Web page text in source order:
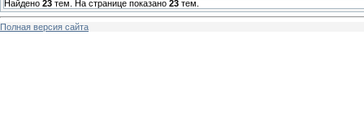
Найдено 23 тем. На странице показано 23 тем.
Полная версия сайта